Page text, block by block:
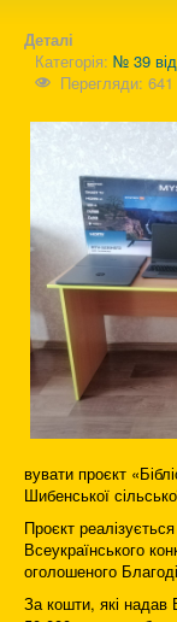
Деталі
Категорія: № 39
Перегляди: 641
вувати проєкт
Шибенської
Проєкт
Всеукраїнського
оголошеного
За кошти, які